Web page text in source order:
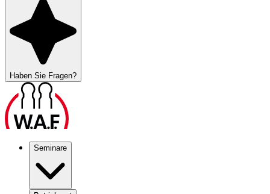
Haben Sie Fragen?
Seminare